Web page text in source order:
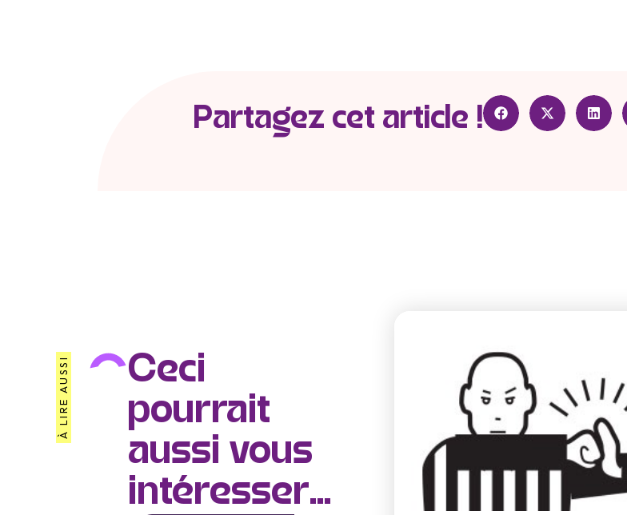
Partagez cet article !
À LIRE AUSSI
Ceci
pourrait
aussi vous
intéresser...